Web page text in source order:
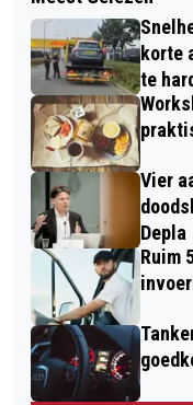
EXPOSITIE
HALVE EURO
korte
te
Vier
Depla
Ruim